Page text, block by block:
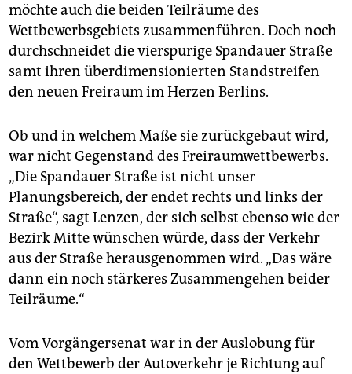
möchte auch die beiden Teilräume des
Wettbewerbsgebiets zusammenführen. Doch noch
durchschneidet die vierspurige Spandauer Straße
samt ihren überdimensionierten Standstreifen
den neuen Freiraum im Herzen Berlins.
Ob und in welchem Maße sie zurückgebaut wird,
war nicht Gegenstand des Freiraumwettbewerbs.
„Die Spandauer Straße ist nicht unser
Planungsbereich, der endet rechts und links der
Straße“, sagt Lenzen, der sich selbst ebenso wie der
Bezirk Mitte wünschen würde, dass der Verkehr
aus der Straße herausgenommen wird. „Das wäre
dann ein noch stärkeres Zusammengehen beider
Teilräume.“
Vom Vorgängersenat war in der Auslobung für
den Wettbewerb der Autoverkehr je Richtung auf